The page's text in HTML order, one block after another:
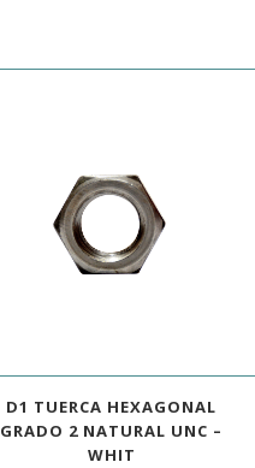
D1 TUERCA HEXAGONAL
GRADO 2 NATURAL UNC –
WHIT